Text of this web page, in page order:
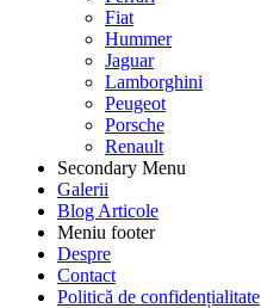
Fiat
Hummer
Jaguar
Lamborghini
Peugeot
Porsche
Renault
Secondary Menu
Galerii
Blog Articole
Meniu footer
Despre
Contact
Politică de confidențialitate